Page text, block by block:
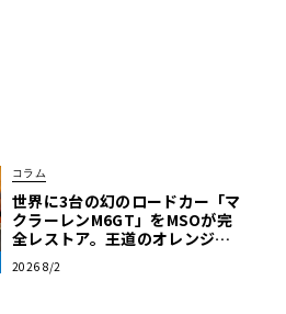
コラム
世界に3台の幻のロードカー「マ
クラーレンM6GT」をMSOが完
全レストア。王道のオレンジで
【グッドウッドFoS 2026】《LE
2026 8/2